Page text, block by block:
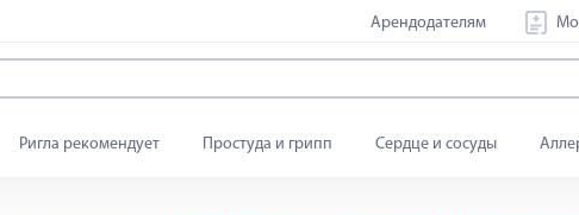
Арендодателям
Ригла рекомендует Простуда и грипп Сердце и сосуды